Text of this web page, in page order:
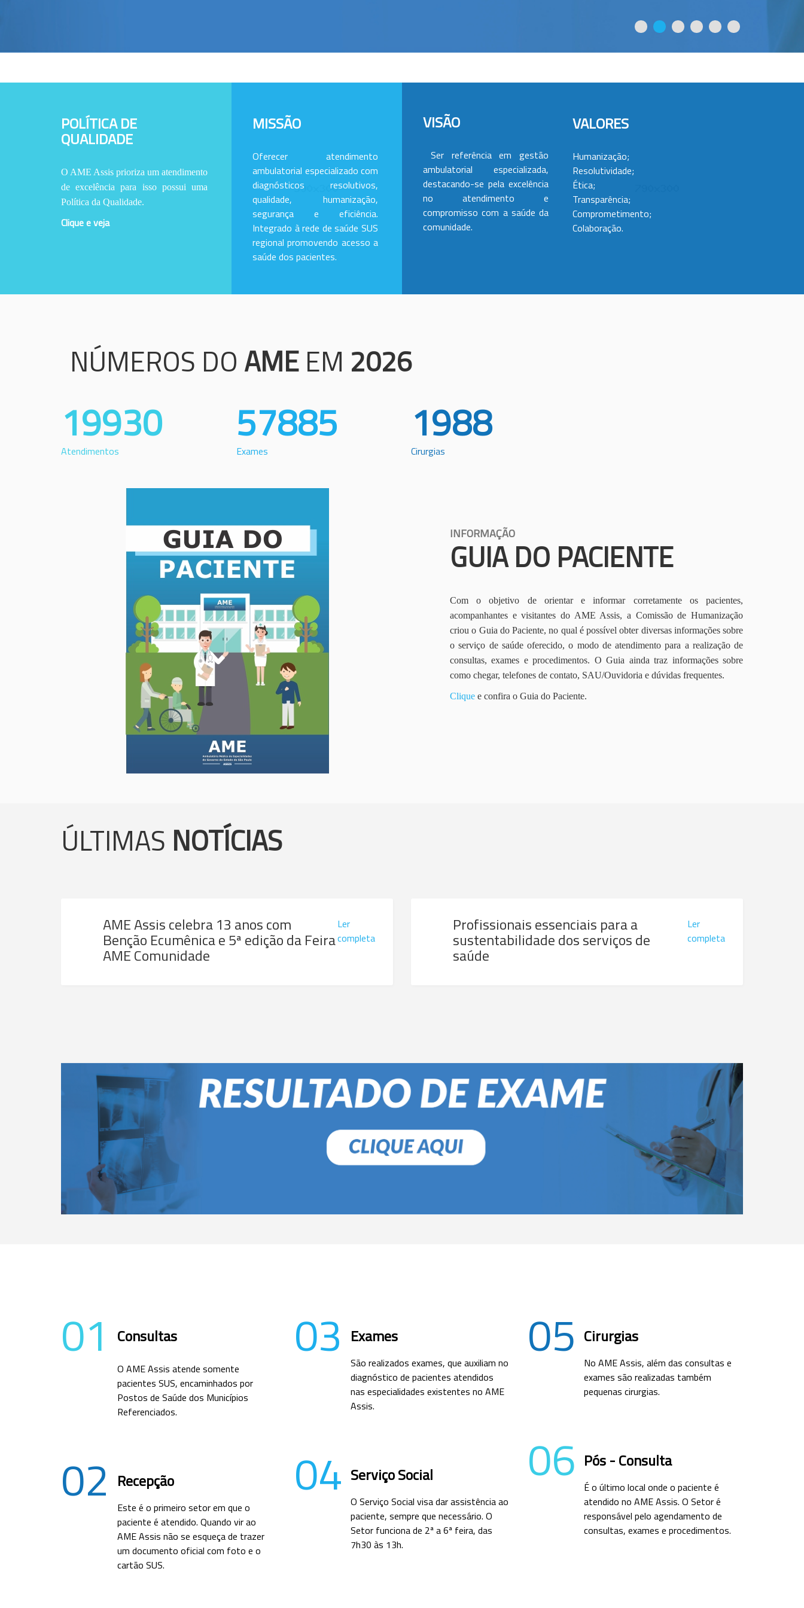
POLÍTICA DE
QUALIDADE
O AME Assis prioriza um atendimento
de excelência para isso possui uma
Política da Qualidade.
Clique e veja
MISSÃO
Oferecer atendimento
ambulatorial especializado com
diagnósticos resolutivos,
qualidade, humanização,
segurança e eficiência.
Integrado à rede de saúde SUS
regional promovendo acesso a
saúde dos pacientes.
VISÃO
Ser referência em gestão
ambulatorial especializada,
destacando-se pela excelência
no atendimento e
compromisso com a saúde da
comunidade.
VALORES
Humanização;
Resolutividade;
Ética;
Transparência;
Comprometimento;
Colaboração.
NÚMEROS DO AME EM 2026
19930
Atendimentos
57885
Exames
1988
Cirurgias
INFORMAÇÃO
GUIA DO PACIENTE
Com o objetivo de orientar e informar corretamente os pacientes,
acompanhantes e visitantes do AME Assis, a Comissão de Humanização
criou o Guia do Paciente, no qual é possível obter diversas informações sobre
o serviço de saúde oferecido, o modo de atendimento para a realização de
consultas, exames e procedimentos. O Guia ainda traz informações sobre
como chegar, telefones de contato, SAU/Ouvidoria e dúvidas frequentes.
Clique e confira o Guia do Paciente.
ÚLTIMAS NOTÍCIAS
AME Assis celebra 13 anos com
Benção Ecumênica e 5ª edição da Feira
AME Comunidade
Ler
completa
Profissionais essenciais para a
sustentabilidade dos serviços de
saúde
Ler
completa
01 Consultas
O AME Assis atende somente
pacientes SUS, encaminhados por
Postos de Saúde dos Municípios
Referenciados.
02 Recepção
Este é o primeiro setor em que o
paciente é atendido. Quando vir ao
AME Assis não se esqueça de trazer
um documento oficial com foto e o
cartão SUS.
03 Exames
São realizados exames, que auxiliam no
diagnóstico de pacientes atendidos
nas especialidades existentes no AME
Assis.
04 Serviço Social
O Serviço Social visa dar assistência ao
paciente, sempre que necessário. O
Setor funciona de 2ª a 6ª feira, das
7h30 às 13h.
05 Cirurgias
No AME Assis, além das consultas e
exames são realizadas também
pequenas cirurgias.
06 Pós - Consulta
É o último local onde o paciente é
atendido no AME Assis. O Setor é
responsável pelo agendamento de
consultas, exames e procedimentos.